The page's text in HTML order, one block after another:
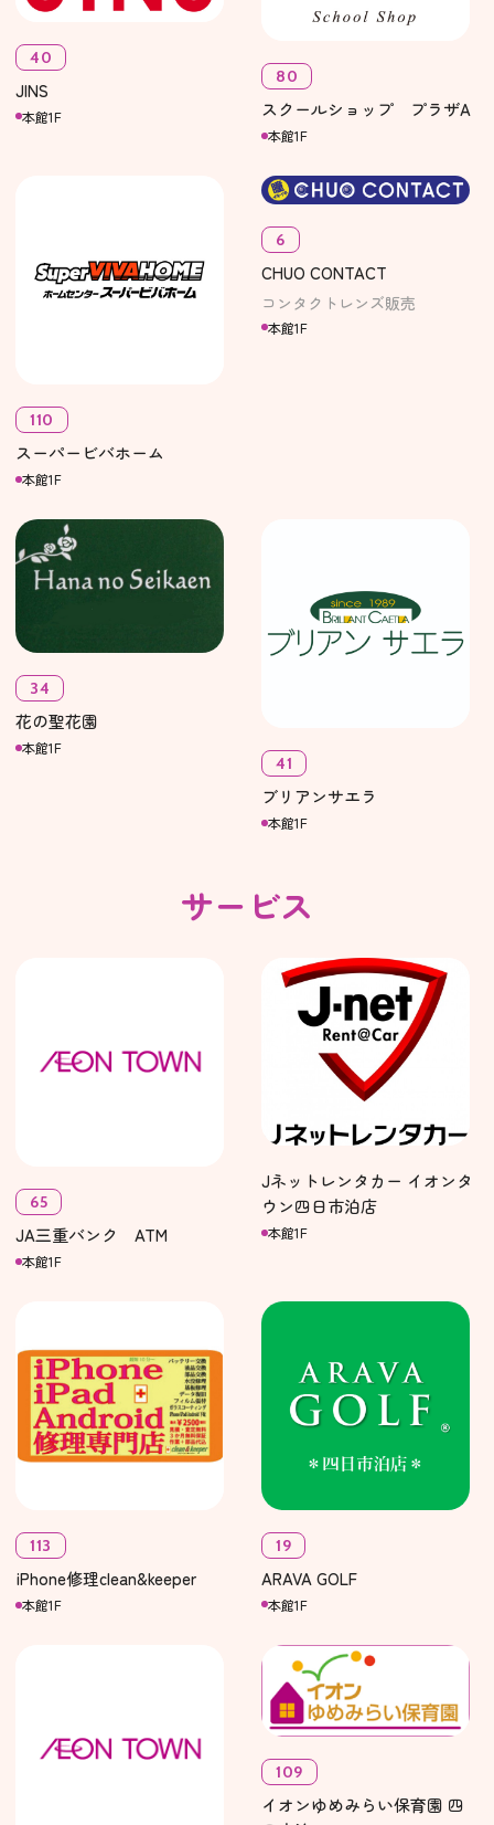
40
JINS
本館1F
80
スクールショップ プラザA
本館1F
110
スーパービバホーム
本館1F
6
CHUO CONTACT
コンタクトレンズ販売
本館1F
34
花の聖花園
本館1F
41
ブリアンサエラ
本館1F
サービス
65
JA三重バンク ATM
本館1F
Jネットレンタカー イオンタ
ウン四日市泊店
本館1F
113
iPhone修理clean&keeper
本館1F
19
ARAVA GOLF
本館1F
109
イオンゆめみらい保育園 四